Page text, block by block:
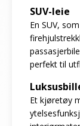
SUV-leie
En SUV,
perfekt til
Et kjøretøy